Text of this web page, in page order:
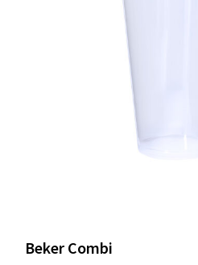
Beker Combi